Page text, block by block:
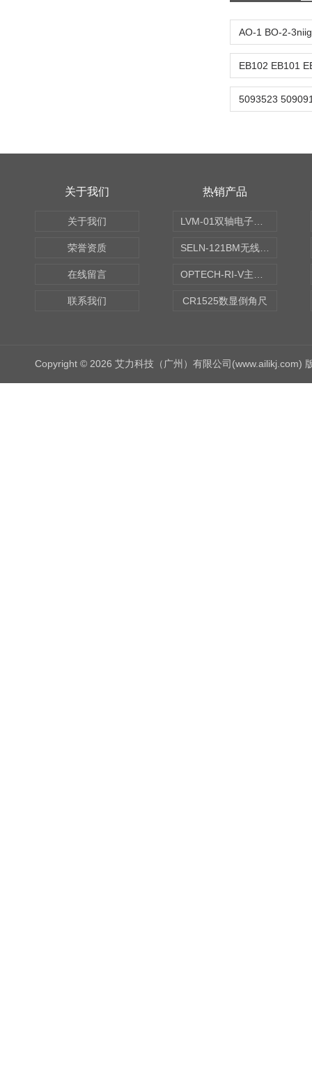
关于我们
关于我们
荣誉资质
在线留言
联系我们
热销产品
CR1525数显倒角尺
Copyright © 2026 艾力科技（广州）有限公司(www.ailikj.com)